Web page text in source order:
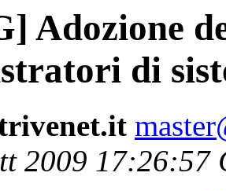
Adozione
di
2009 17:26:57